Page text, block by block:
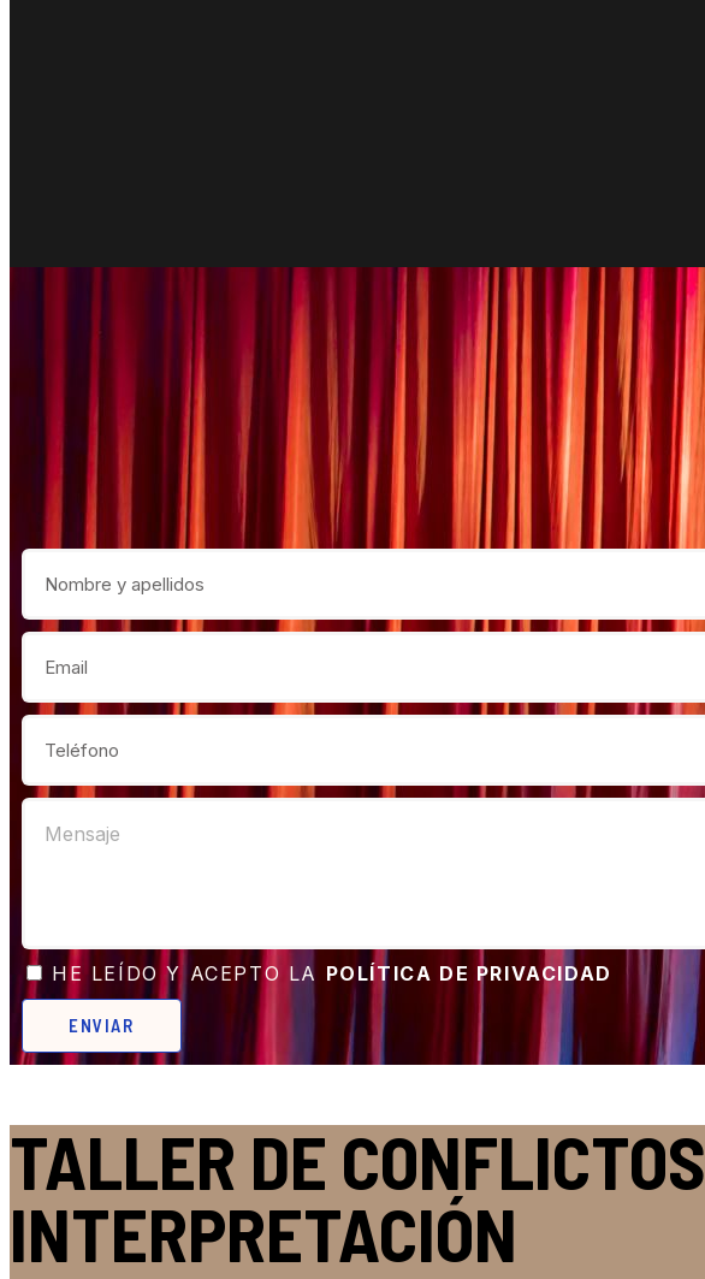
HE LEÍDO Y ACEPTO LA POLÍTICA DE PRIVACIDAD
ENVIAR
TALLER DE CONFLICTOS
INTERPRETACIÓN